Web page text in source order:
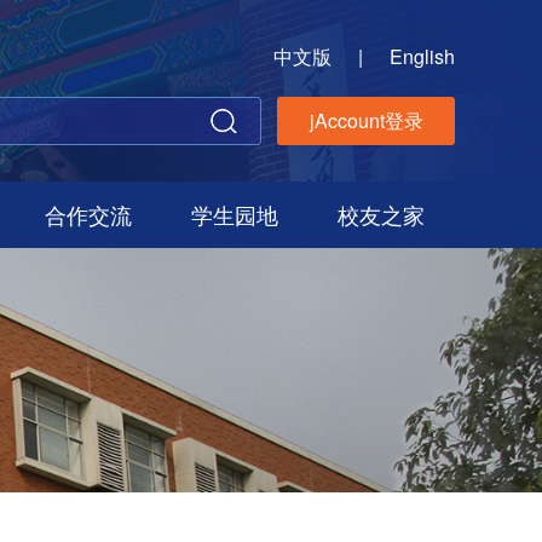
中文版 | English
jAccount登录
合作交流 学生园地 校友之家